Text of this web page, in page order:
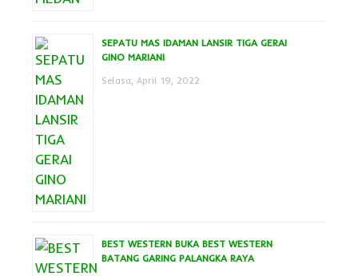
SEPATU MAS IDAMAN LANSIR TIGA GERAI
GINO MARIANI
Selasa, April 19, 2022
BEST WESTERN BUKA BEST WESTERN
BATANG GARING PALANGKA RAYA